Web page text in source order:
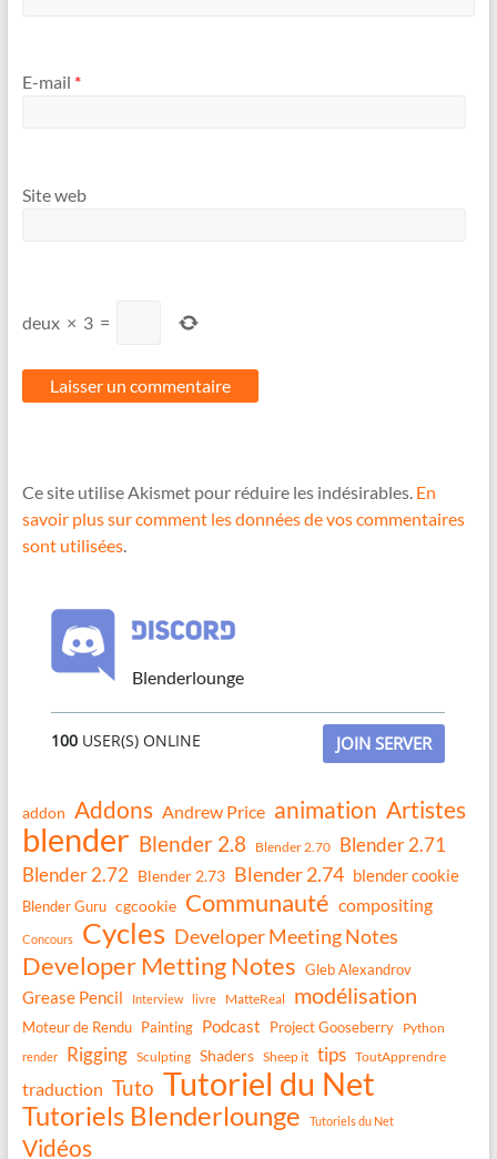
E-mail *
Site web
deux × 3 =
Ce site utilise Akismet pour réduire les indésirables. En
savoir plus sur comment les données de vos commentaires
sont utilisées.
Blenderlounge
100 USER(S) ONLINE JOIN SERVER
addon Addons Andrew Price animation Artistes
blender Blender 2.8 Blender 2.70
Blender 2.71
Blender 2.72 Blender 2.73 Blender 2.74 blender cookie
Blender Guru cgcookie Communauté compositing
Concours Cycles Developer Meeting Notes
Developer Metting Notes Gleb Alexandrov
Grease Pencil Interview livre MatteReal modélisation
Moteur de Rendu Painting Podcast Project Gooseberry Python
render Rigging Sculpting Shaders Sheep it tips ToutApprendre
traduction Tuto Tutoriel du Net
Tutoriels Blenderlounge Tutoriels du Net
Vidéos